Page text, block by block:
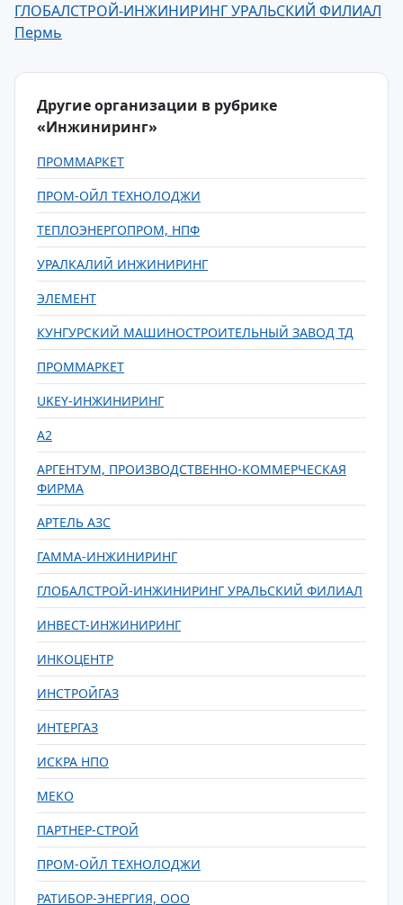
ГЛОБАЛСТРОЙ-ИНЖИНИРИНГ УРАЛЬСКИЙ ФИЛИАЛ
Пермь
Другие организации в рубрике
«Инжиниринг»
ПРОММАРКЕТ
ПРОМ-ОЙЛ ТЕХНОЛОДЖИ
ТЕПЛОЭНЕРГОПРОМ, НПФ
УРАЛКАЛИЙ ИНЖИНИРИНГ
ЭЛЕМЕНТ
КУНГУРСКИЙ МАШИНОСТРОИТЕЛЬНЫЙ ЗАВОД ТД
ПРОММАРКЕТ
UKEY-ИНЖИНИРИНГ
А2
АРГЕНТУМ, ПРОИЗВОДСТВЕННО-КОММЕРЧЕСКАЯ
ФИРМА
АРТЕЛЬ АЗС
ГАММА-ИНЖИНИРИНГ
ГЛОБАЛСТРОЙ-ИНЖИНИРИНГ УРАЛЬСКИЙ ФИЛИАЛ
ИНВЕСТ-ИНЖИНИРИНГ
ИНКОЦЕНТР
ИНСТРОЙГАЗ
ИНТЕРГАЗ
ИСКРА НПО
МЕКО
ПАРТНЕР-СТРОЙ
ПРОМ-ОЙЛ ТЕХНОЛОДЖИ
РАТИБОР-ЭНЕРГИЯ, ООО